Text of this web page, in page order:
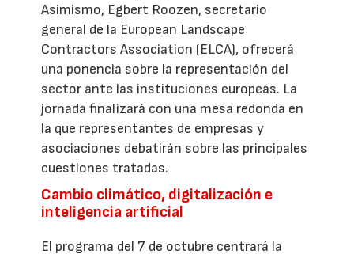
Asimismo, Egbert Roozen, secretario
general de la European Landscape
Contractors Association (ELCA), ofrecerá
una ponencia sobre la representación del
sector ante las instituciones europeas. La
jornada finalizará con una mesa redonda en
la que representantes de empresas y
asociaciones debatirán sobre las principales
cuestiones tratadas.
Cambio climático, digitalización e
inteligencia artificial
El programa del 7 de octubre centrará la